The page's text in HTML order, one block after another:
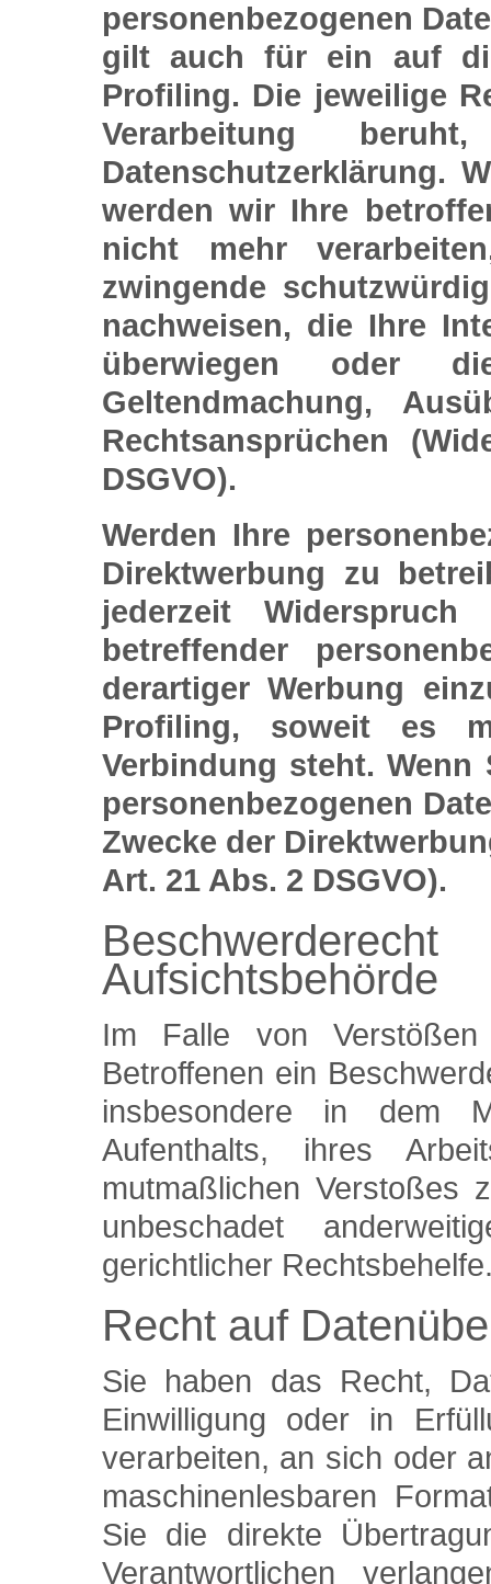
personenbezogenen
gilt auch für ein auf
Profiling. Die jeweilige
Verarbeitung
Datenschutzerklärung.
werden wir Ihre
nicht mehr
zwingende
nachweisen, die Ihre
überwiegen oder
Geltendmachung,
Rechtsansprüchen
DSGVO).
Werden Ihre
Direktwerbung zu
jederzeit
betreffender
derartiger Werbung
Profiling, soweit es
Verbindung steht. Wenn
personenbezogenen
Zwecke der
Art. 21 Abs. 2 DSGVO).
Aufsichtsbehörde
Im Falle von
Betroffenen ein
insbesondere in dem
Aufenthalts, ihres
mutmaßlichen Verstoßes
unbeschadet
gerichtlicher
Recht auf
Sie haben das Recht,
Einwilligung oder in
verarbeiten, an sich oder
maschinenlesbaren
Sie die direkte
Verantwortlichen